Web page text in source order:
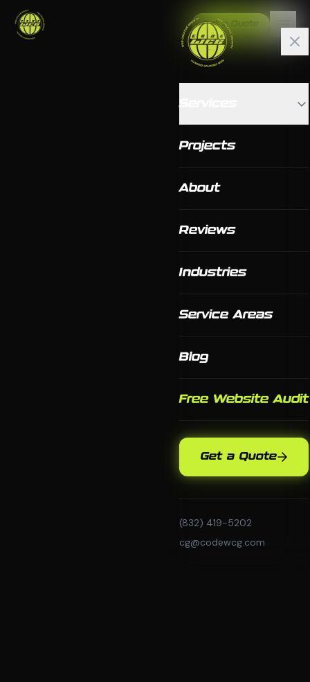
Get a Quote
Projects
About
Reviews
Industries
Service Areas
Blog
Free Website Audit
Get a Quote
(832) 419-5202
cg@codewcg.com